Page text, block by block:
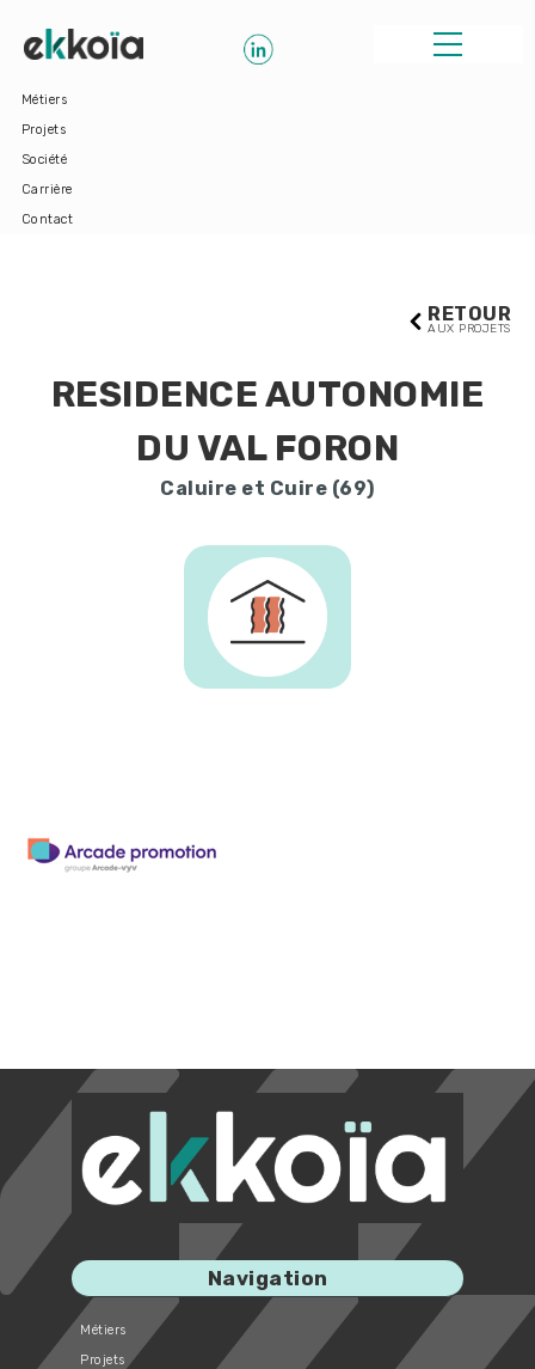
Navigation
principale
Métiers
Projets
Société
Carrière
Contact
RETOUR
AUX PROJETS
RESIDENCE AUTONOMIE
DU VAL FORON
Caluire et Cuire (69)
Navigation
Métiers
Projets